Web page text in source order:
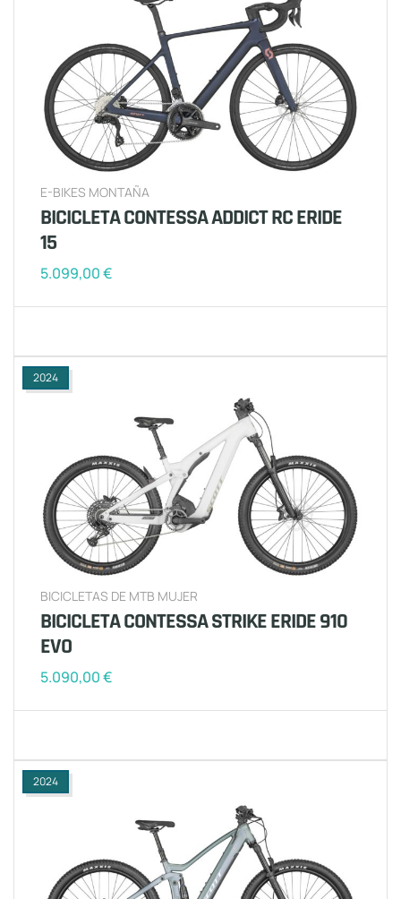
E-BIKES MONTAÑA
BICICLETA CONTESSA ADDICT RC ERIDE
15
5.099,00€
2024
BICICLETAS DE MTB MUJER
BICICLETA CONTESSA STRIKE ERIDE 910
EVO
5.090,00€
2024